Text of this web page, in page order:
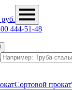
руб.
444-51-48
Сортовой прокат